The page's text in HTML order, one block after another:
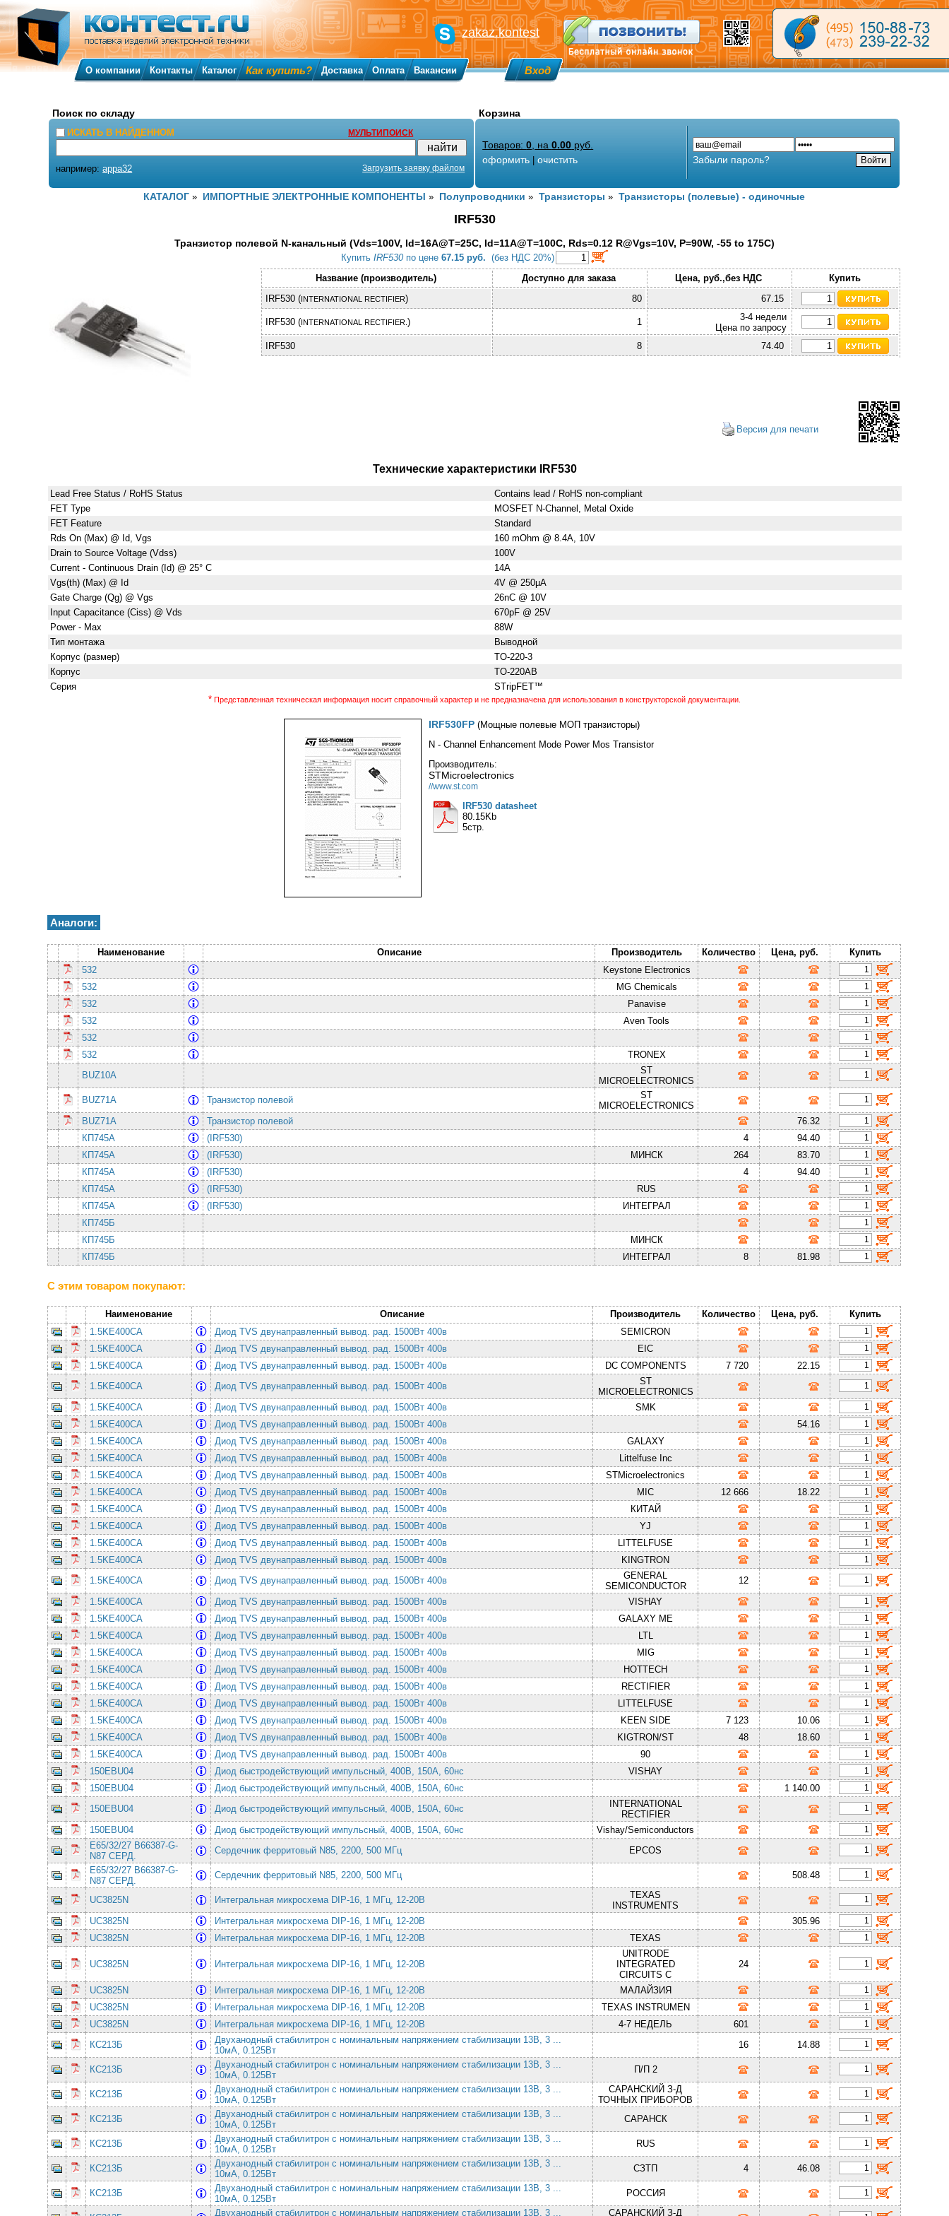
IRF530
Транзистор полевой N-канальный (Vds=100V, Id=16A@T=25C, Id=11A@T=100C, Rds=0.12 R@Vgs=10V, P=90W, -55 to 175C)
Купить IRF530 по цене 67.15 руб. (без НДС 20%)
Название (производитель)
Доступно для заказа Цена, руб.,без НДС
Купить
IRF530 (INTERNATIONAL RECTIFIER) 80 67.15
IRF530 (INTERNATIONAL RECTIFIER. ) 1
3-4 недели
Цена по запросу
IRF530
8 74.40
Версия для печати
Технические характеристики IRF530
Lead Free Status / RoHS Status
Contains lead / RoHS non-compliant
FET Type
MOSFET N-Channel, Metal Oxide
FET Feature
Standard
Rds On (Max) @ Id, Vgs
160 mOhm @ 8.4A, 10V
Drain to Source Voltage (Vdss)
100V
Current - Continuous Drain (Id) @ 25° C
14A
Vgs(th) (Max) @ Id
4V @ 250µA
Gate Charge (Qg) @ Vgs
26nC @ 10V
Input Capacitance (Ciss) @ Vds
670pF @ 25V
Power - Max
88W
Тип монтажа
Выводной
Корпус (размер)
TO-220-3
Корпус
TO-220AB
Серия
STripFET™
* Представленная техническая информация носит справочный характер и не предназначена для использования в конструкторской документации.
IRF530FP (Мощные полевые МОП транзисторы)
N - Channel Enhancement Mode Power Mos Transistor
Производитель:
STMicroelectronics
//www.st.com
IRF530 datasheet
80.15Kb
5стр.
КАТАЛОГ » ИМПОРТНЫЕ ЭЛЕКТРОННЫЕ КОМПОНЕНТЫ » Полупроводники »Транзисторы »Транзисторы (полевые) - одиночные
Аналоги:
Наименование Описание Производитель Количество Цена, руб.
Купить
532
Keystone Electronics
532
MG Chemicals
532
Panavise
532
Aven Tools
532
532
TRONEX
BUZ10A
ST
MICROELECTRONICS
BUZ71A
Транзистор полевой
ST
MICROELECTRONICS
BUZ71A
Транзистор полевой
76.32
КП745А
(IRF530) 4
94.40
КП745А
(IRF530) МИНСК 264
83.70
КП745А
(IRF530) 4
94.40
КП745А
(IRF530)
RUS
КП745А
(IRF530)
ИНТЕГРАЛ
КП745Б
КП745Б
МИНСК
КП745Б
ИНТЕГРАЛ 8 81.98
С этим товаром покупают:
Наименование Описание Производитель Количество Цена, руб.
Купить
1.5KE400CA
Диод TVS двунаправленный вывод. рад. 1500Вт 400в
SEMICRON
1.5KE400CA
Диод TVS двунаправленный вывод. рад. 1500Вт 400в
EIC
1.5KE400CA
Диод TVS двунаправленный вывод. рад. 1500Вт 400в DC COMPONENTS 7 720
22.15
1.5KE400CA
Диод TVS двунаправленный вывод. рад. 1500Вт 400в
ST
MICROELECTRONICS
1.5KE400CA
Диод TVS двунаправленный вывод. рад. 1500Вт 400в
SMK
1.5KE400CA
Диод TVS двунаправленный вывод. рад. 1500Вт 400в
54.16
1.5KE400CA
Диод TVS двунаправленный вывод. рад. 1500Вт 400в
GALAXY
1.5KE400CA
Диод TVS двунаправленный вывод. рад. 1500Вт 400в
Littelfuse Inc
1.5KE400CA
Диод TVS двунаправленный вывод. рад. 1500Вт 400в
STMicroelectronics
1.5KE400CA
Диод TVS двунаправленный вывод. рад. 1500Вт 400в MIC 12 666
18.22
1.5KE400CA
Диод TVS двунаправленный вывод. рад. 1500Вт 400в
КИТАЙ
1.5KE400CA
Диод TVS двунаправленный вывод. рад. 1500Вт 400в
YJ
1.5KE400CA
Диод TVS двунаправленный вывод. рад. 1500Вт 400в
LITTELFUSE
1.5KE400CA
Диод TVS двунаправленный вывод. рад. 1500Вт 400в
KINGTRON
1.5KE400CA
Диод TVS двунаправленный вывод. рад. 1500Вт 400в
GENERAL
SEMICONDUCTOR
12
1.5KE400CA
Диод TVS двунаправленный вывод. рад. 1500Вт 400в
VISHAY
1.5KE400CA
Диод TVS двунаправленный вывод. рад. 1500Вт 400в
GALAXY ME
1.5KE400CA
Диод TVS двунаправленный вывод. рад. 1500Вт 400в
LTL
1.5KE400CA
Диод TVS двунаправленный вывод. рад. 1500Вт 400в
MIG
1.5KE400CA
Диод TVS двунаправленный вывод. рад. 1500Вт 400в
HOTTECH
1.5KE400CA
Диод TVS двунаправленный вывод. рад. 1500Вт 400в
RECTIFIER
1.5KE400CA
Диод TVS двунаправленный вывод. рад. 1500Вт 400в
LITTELFUSE
1.5KE400CA
Диод TVS двунаправленный вывод. рад. 1500Вт 400в KEEN SIDE 7 123
10.06
1.5KE400CA
Диод TVS двунаправленный вывод. рад. 1500Вт 400в KIGTRON/ST 48
18.60
1.5KE400CA
Диод TVS двунаправленный вывод. рад. 1500Вт 400в
90
150EBU04
Диод быстродействующий импульсный, 400В, 150А, 60нс
VISHAY
150EBU04
Диод быстродействующий импульсный, 400В, 150А, 60нс
1 140.00
150EBU04
Диод быстродействующий импульсный, 400В, 150А, 60нс
INTERNATIONAL
RECTIFIER
150EBU04
Диод быстродействующий импульсный, 400В, 150А, 60нс
Vishay/Semiconductors
E65/32/27 B66387-G-
N87 СЕРД.
Сердечник ферритовый N85, 2200, 500 МГц
EPCOS
E65/32/27 B66387-G-
N87 СЕРД.
Сердечник ферритовый N85, 2200, 500 МГц 508.48
UC3825N Интегральная микросхема DIP-16, 1 МГц, 12-20В
TEXAS
INSTRUMENTS
UC3825N
Интегральная микросхема DIP-16, 1 МГц, 12-20В
305.96
UC3825N
Интегральная микросхема DIP-16, 1 МГц, 12-20В TEXAS
UC3825N Интегральная микросхема DIP-16, 1 МГц, 12-20В
UNITRODE
INTEGRATED
CIRCUITS C
24
UC3825N Интегральная микросхема DIP-16, 1 МГц, 12-20В
МАЛАЙЗИЯ
UC3825N
Интегральная микросхема DIP-16, 1 МГц, 12-20В
TEXAS INSTRUMEN
UC3825N
Интегральная микросхема DIP-16, 1 МГц, 12-20В 4-7 НЕДЕЛЬ
601
КС213Б
Двуханодный стабилитрон с номинальным напряжением стабилизации 13В, 3 ...
10мА, 0.125Вт
16 14.88
КС213Б
Двуханодный стабилитрон с номинальным напряжением стабилизации 13В, 3 ...
10мА, 0.125Вт
П/П 2
КС213Б
Двуханодный стабилитрон с номинальным напряжением стабилизации 13В, 3 ...
10мА, 0.125Вт
САРАНСКИЙ З-Д
ТОЧНЫХ ПРИБОРОВ
КС213Б
Двуханодный стабилитрон с номинальным напряжением стабилизации 13В, 3 ...
10мА, 0.125Вт
САРАНСК
КС213Б
Двуханодный стабилитрон с номинальным напряжением стабилизации 13В, 3 ...
10мА, 0.125Вт
RUS
КС213Б
Двуханодный стабилитрон с номинальным напряжением стабилизации 13В, 3 ...
10мА, 0.125Вт
СЗТП 4 46.08
КС213Б
Двуханодный стабилитрон с номинальным напряжением стабилизации 13В, 3 ...
10мА, 0.125Вт
РОССИЯ
Двуханодный стабилитрон с номинальным напряжением стабилизации 13В, 3 ... САРАНСКИЙ З-Д
zakaz.kontest
О компании Контакты Каталог Как купить? Доставка Оплата Вакансии Вход
Поиск по складу
ИСКАТЬ В НАЙДЕННОМ МУЛЬТИПОИСК
например:appa32 Загрузить заявку файлом
Корзина
Товаров:0 , на0.00 руб.
оформить |очистить Забыли пароль?